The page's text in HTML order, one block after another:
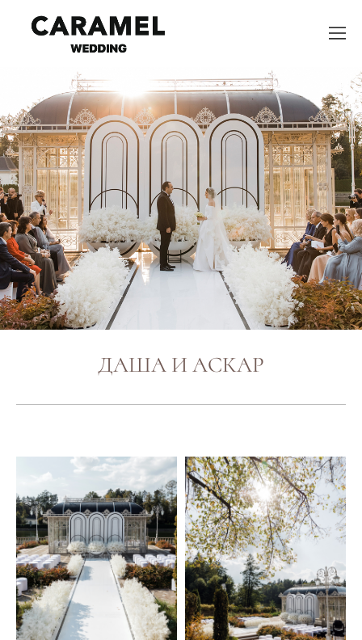
ДАША И АСКАР